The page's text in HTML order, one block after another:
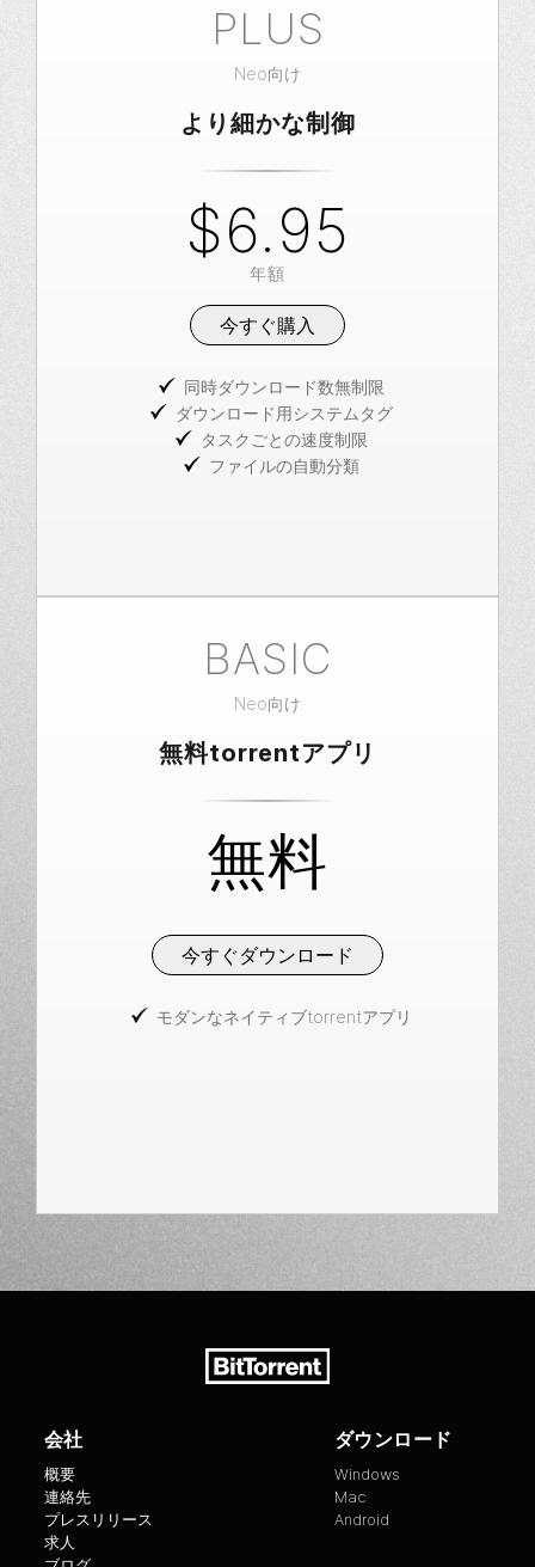
PLUS
Neo向け
より細かな制御
$6.95
年額
今すぐ購入
同時ダウンロード数無制限
ダウンロード用システムタグ
タスクごとの速度制限
ファイルの自動分類
BASIC
Neo向け
無料torrentアプリ
無料
今すぐダウンロード
モダンなネイティブtorrentアプリ
会社
概要
連絡先
プレスリリース
求人
ダウンロード
Windows
Mac
Android